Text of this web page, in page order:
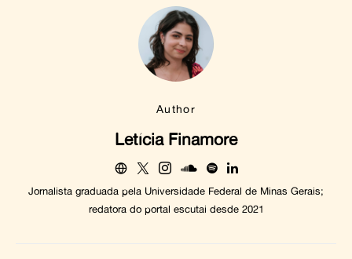
Author
Letícia Finamore
Jornalista graduada pela Universidade Federal de Minas Gerais;
redatora do portal escutai desde 2021